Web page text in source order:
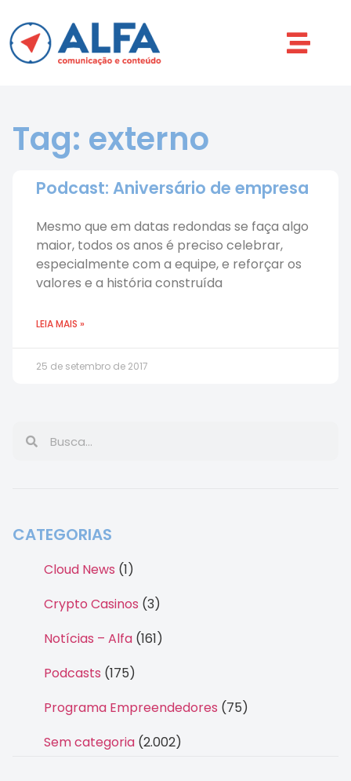
Tag: externo
Podcast: Aniversário de empresa
Mesmo que em datas redondas se faça algo
maior, todos os anos é preciso celebrar,
especialmente com a equipe, e reforçar os
valores e a história construída
LEIA MAIS »
25 de setembro de 2017
CATEGORIAS
Cloud News (1)
Crypto Casinos (3)
Notícias – Alfa (161)
Podcasts (175)
Programa Empreendedores (75)
Sem categoria (2.002)